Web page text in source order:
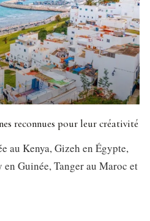
reconnues pour leur créativité
au Kenya, Gizeh en Égypte,
Guinée, Tanger au Maroc et